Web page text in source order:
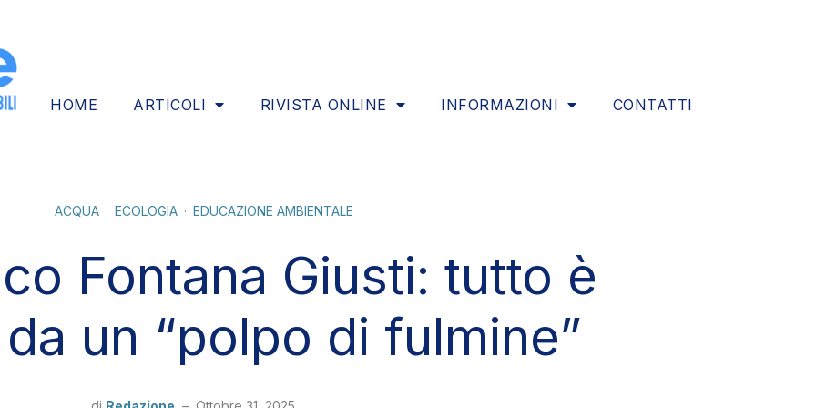
HOME ARTICOLI RIVISTA ONLINE INFORMAZIONI CONTATTI
ACQUA ECOLOGIA EDUCAZIONE AMBIENTALE
Fontana Giusti: tutto è
un “polpo di fulmine”